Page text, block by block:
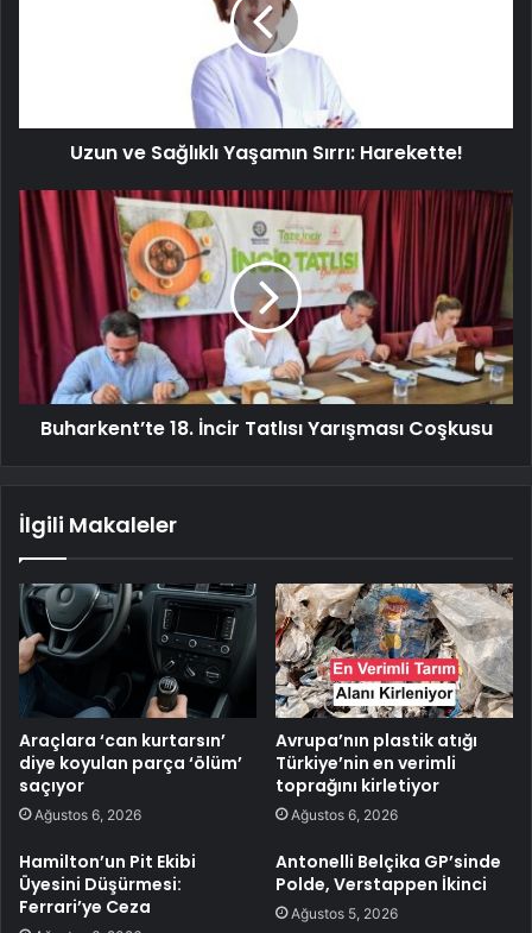
Uzun ve Sağlıklı Yaşamın Sırrı: Harekette!
Buharkent’te 18. İncir Tatlısı Yarışması Coşkusu
İlgili Makaleler
Araçlara ‘can kurtarsın’
diye koyulan parça ‘ölüm’
saçıyor
Ağustos 6, 2026
Avrupa’nın plastik atığı
Türkiye’nin en verimli
toprağını kirletiyor
Ağustos 6, 2026
Hamilton’un Pit Ekibi
Üyesini Düşürmesi:
Ferrari’ye Ceza
Antonelli Belçika GP’sinde
Polde, Verstappen İkinci
Ağustos 5, 2026